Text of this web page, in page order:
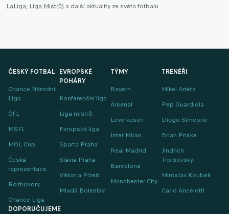
LaLiga, Liga Mistrů) a další aktuality ze světa fotbalu.
ČESKÝ FOTBAL
Chance Národní
Liga
ČFL
MSFL
MOL Cup
Česká
reprezentace
Rozhovory
Chance Liga
EVROPSKÉ
POHÁRY
Konferenční liga
Liga mistrů
Evropská liga
Sparta Praha
Slavia Praha
Viktoria Plzeň
Mladá Boleslav
TÝMY
Bayern
Arsenal
Leverkusen
Inter Milan
Real Madrid
Barcelona
Manchester City
TRENÉŘI
Mikel Arteta
Pep Guardiola
Diego Simeone
Brian Priske
Jindřich
Trpišovský
Miroslav Koubek
Carlo Ancelotti
DOPORUČUJEME